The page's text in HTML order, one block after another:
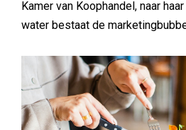
Kamer van Koophandel, naar
water bestaat de